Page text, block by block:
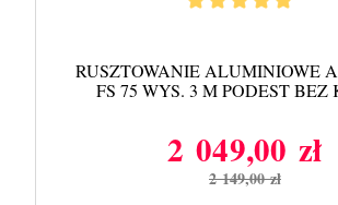
RUSZTOWANIE ALUMINIOWE
FS 75 WYS. 3 M PODEST BEZ
Cena
podstawowa
2 149,00 zł
Cena
2 049,00 zł